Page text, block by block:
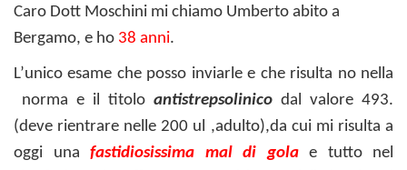
Caro Dott Moschini mi chiamo Umberto abito a
Bergamo, e ho 38 anni.
L’unico esame che posso inviarle e che risulta no nella
norma e il titolo antistrepsolinico dal valore 493.
(deve rientrare nelle 200 ul ,adulto),da cui mi risulta a
oggi una fastidiosissima mal di golae tutto nel